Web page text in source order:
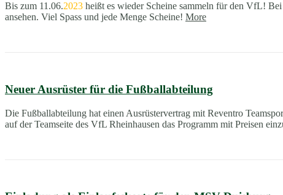
Bis zum 11.06.2023 heißt es wieder Scheine sammeln für den VfL!
ansehen. Viel Spass und jede Menge Scheine! More
Neuer Ausrüster für die Fußballabteilung
Die Fußballabteilung hat einen Ausrüstervertrag mit Reventro
auf der Teamseite des VfL Rheinhausen das Programm mit Preisen